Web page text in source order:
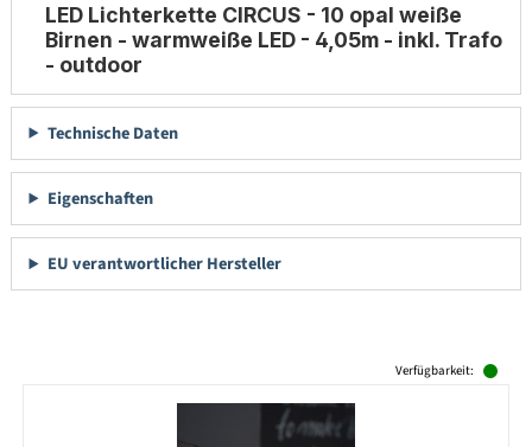
LED Lichterkette CIRCUS - 10 opal weiße
Birnen - warmweiße LED - 4,05m - inkl. Trafo
- outdoor
Technische Daten
Eigenschaften
EU verantwortlicher Hersteller
Verfügbarkeit: